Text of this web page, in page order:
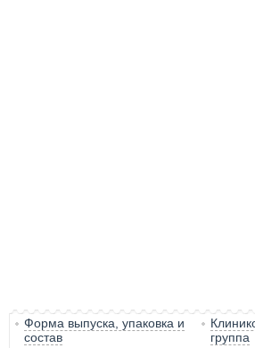
Форма выпуска, упаковка и
состав
группа